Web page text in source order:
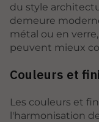
du style
demeure
métal ou en
peuvent mieux
Couleurs et
Les couleurs et
l'harmonisation